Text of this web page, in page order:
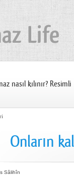
nasıl kılınır? Resimli
Onların
Sâlihîn